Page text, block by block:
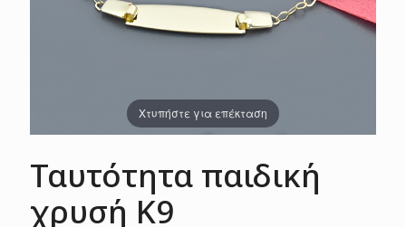
Χτυπήστε για επέκταση
Ταυτότητα παιδική
χρυσή Κ9